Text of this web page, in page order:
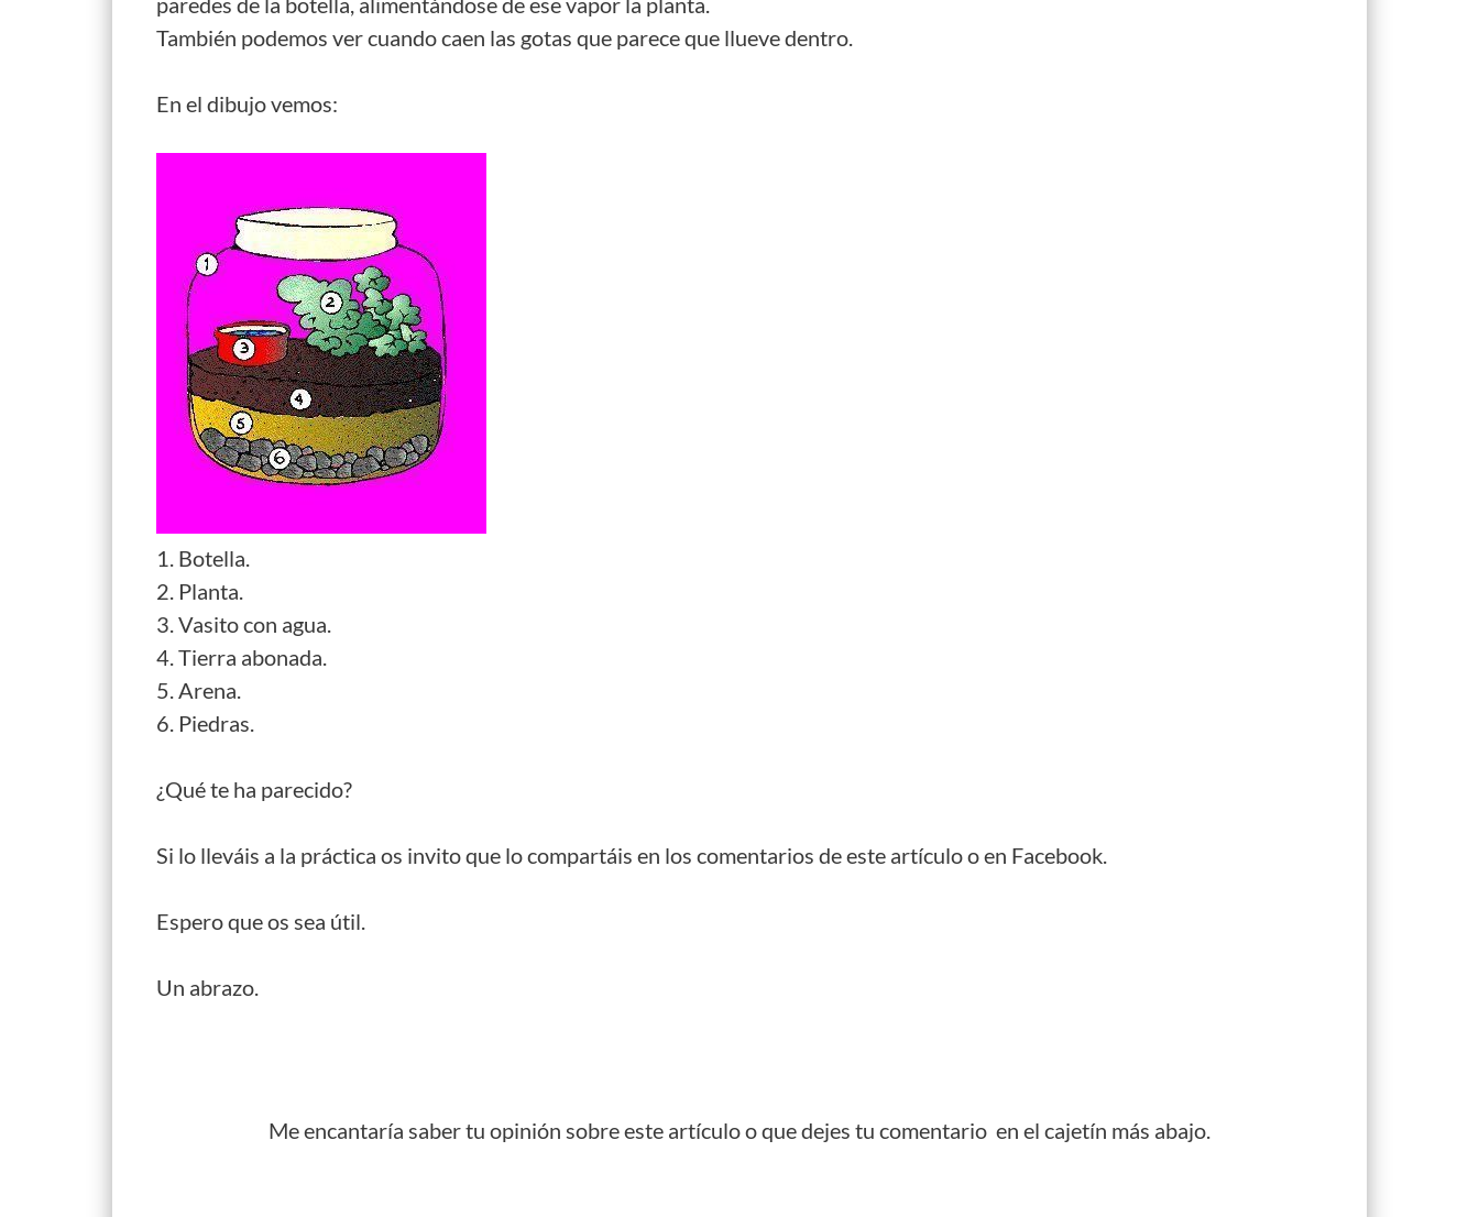
También podemos ver cuando caen las gotas que parece que llueve dentro.
En el dibujo vemos:
1. Botella.
2. Planta.
3. Vasito con agua.
4. Tierra abonada.
5. Arena.
6. Piedras.
¿Qué te ha parecido?
Si lo lleváis a la práctica os invito que lo compartáis en los comentarios de este artículo o en Facebook.
Espero que os sea útil.
Un abrazo.
Me encantaría saber tu opinión sobre este artículo o que dejes tu comentario en el cajetín más abajo.